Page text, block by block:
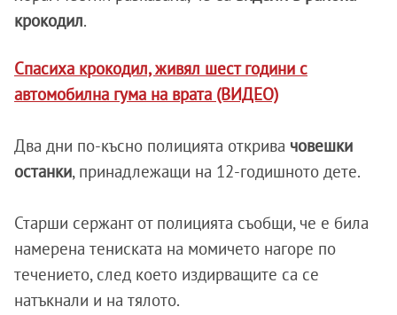
крокодил.
Спасиха крокодил, живял шест години с
автомобилна гума на врата (ВИДЕО)
Два дни по-късно полицията открива човешки
останки, принадлежащи на 12-годишното дете.
Старши сержант от полицията съобщи, че е била
намерена тениската на момичето нагоре по
течението, след което издирващите са се
натъкнали и на тялото.